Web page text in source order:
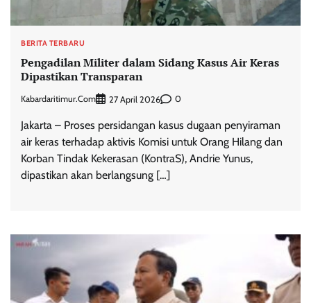
BERITA TERBARU
Pengadilan Militer dalam Sidang Kasus Air Keras
Dipastikan Transparan
Kabardaritimur.com 27 April 2026 0
Jakarta – Proses persidangan kasus dugaan penyiraman
air keras terhadap aktivis Komisi untuk Orang Hilang dan
Korban Tindak Kekerasan (KontraS), Andrie Yunus,
dipastikan akan berlangsung […]